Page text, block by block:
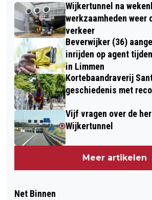
Wijkertunnel na
werkzaamheden weer
verkeer
Beverwijker (36)
inrijden op agent
in Limmen
Kortebaandraverij
geschiedenis met
Vijf vragen over de
Wijkertunnel
Meer artikelen
Net Binnen